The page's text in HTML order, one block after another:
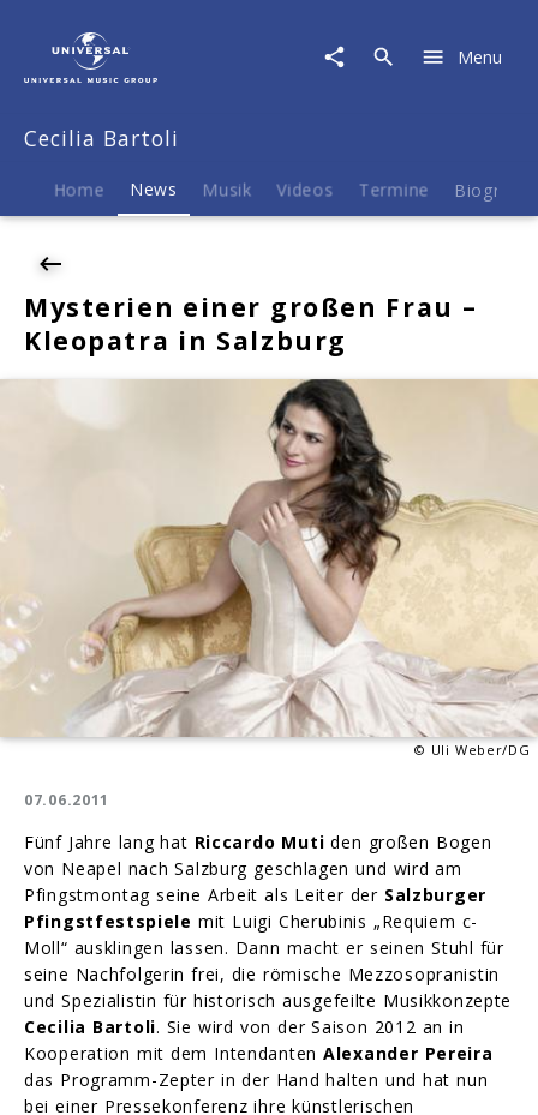
News
Mysterien
großen
Frau
Kleopatra
Salzburg
Menu
Cecilia Bartoli
Home News Musik Videos Termine Biografie
Mysterien einer großen Frau –
Kleopatra in Salzburg
© Uli Weber/DG
07.06.2011
Fünf Jahre lang hat Riccardo Muti den großen Bogen
von Neapel nach Salzburg geschlagen und wird am
Pfingstmontag seine Arbeit als Leiter der Salzburger
Pfingstfestspiele mit Luigi Cherubinis „Requiem c-
Moll“ ausklingen lassen. Dann macht er seinen Stuhl für
seine Nachfolgerin frei, die römische Mezzosopranistin
und Spezialistin für historisch ausgefeilte Musikkonzepte
Cecilia Bartoli. Sie wird von der Saison 2012 an in
Kooperation mit dem IntendantenAlexander Pereira
das Programm-Zepter in der Hand halten und hat nun
bei einer Pressekonferenz ihre künstlerischen